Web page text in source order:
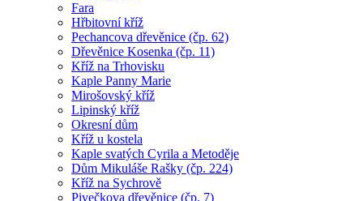
Fara
Hřbitovní kříž
Pechancova dřevěnice (čp. 62)
Dřevěnice Kosenka (čp. 11)
Kříž na Trhovisku
Kaple Panny Marie
Mirošovský kříž
Lipinský kříž
Okresní dům
Kříž u kostela
Kaple svatých Cyrila a Metoděje
Dům Mikuláše Rašky (čp. 224)
Kříž na Sychrově
Pivečkova dřevěnice (čp. 7)